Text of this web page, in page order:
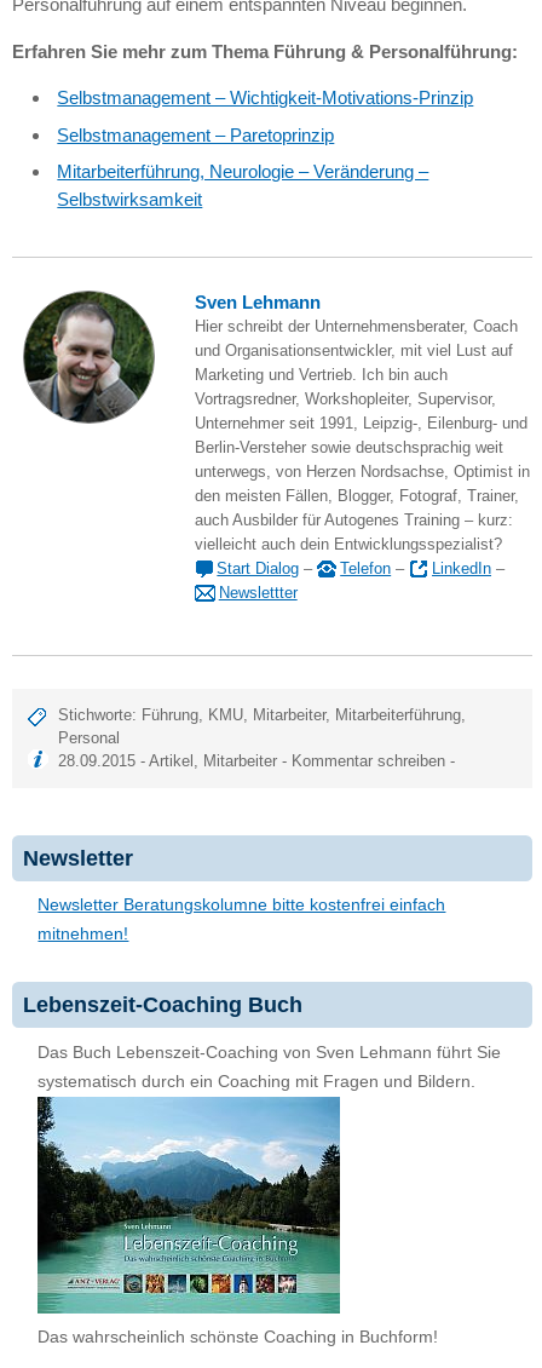
Erfahren Sie mehr zum Thema Führung & Personalführung:
Selbstmanagement – Wichtigkeit-Motivations-Prinzip
Selbstmanagement – Paretoprinzip
Mitarbeiterführung, Neurologie – Veränderung –
Selbstwirksamkeit
Sven Lehmann
Hier schreibt der Unternehmensberater, Coach
und Organisationsentwickler, mit viel Lust auf
Marketing und Vertrieb. Ich bin auch
Vortragsredner, Workshopleiter, Supervisor,
Unternehmer seit 1991, Leipzig-, Eilenburg- und
Berlin-Versteher sowie deutschsprachig weit
unterwegs, von Herzen Nordsachse, Optimist in
den meisten Fällen, Blogger, Fotograf, Trainer,
auch Ausbilder für Autogenes Training – kurz:
vielleicht auch dein Entwicklungsspezialist?
Start Dialog – Telefon – LinkedIn –
Newslettter
Stichworte: Führung, KMU, Mitarbeiter, Mitarbeiterführung,
Personal
28.09.2015 -Artikel , Mitarbeiter - Kommentar schreiben -
Newsletter
Newsletter Beratungskolumne bitte kostenfrei einfach
mitnehmen!
Lebenszeit-Coaching Buch
Das Buch Lebenszeit-Coaching von Sven Lehmann führt Sie
systematisch durch ein Coaching mit Fragen und Bildern.
Das wahrscheinlich schönste Coaching in Buchform!